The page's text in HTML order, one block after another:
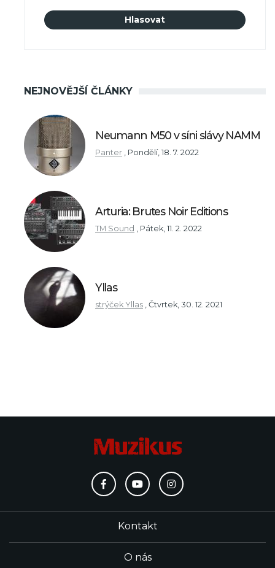
NEJNOVĚJŠÍ ČLÁNKY
Neumann M50 v síni slávy NAMM
Panter Pondělí, 18. 7. 2022
Arturia: Brutes Noir Editions
TM Sound Pátek, 11. 2. 2022
Yllas
strýček Yllas Čtvrtek, 30. 12. 2021
Kontakt
O nás